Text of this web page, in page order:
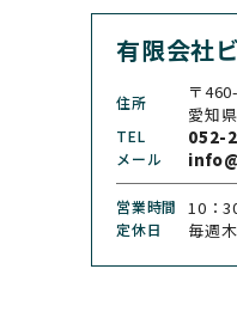
CHANEL
シャネル
CHRISTOPHER
クリストファー・ウォ
CHRONOSWISS
クロノスイス
CUERVOY
有限会社
住所
〒
愛知
TEL 052-
メール
営業時間 10：
定休日 毎週